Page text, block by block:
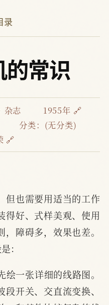
录
常识
杂志
1955年 🔗
分类：(无分类)
🔗
但也需要用适当的工作
得好、式样美观、使用
障碍多，效果也差。
：
一张详细的线路图。
开关、交直流变换、